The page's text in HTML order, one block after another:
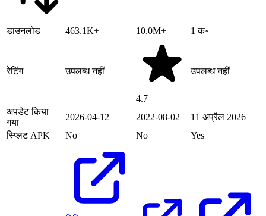
डाउनलोड 463.1K+ 10.0M+ 1 क॰
रेटिंग उपलब्ध नहीं
4.7
उपलब्ध नहीं
अपडेट किया
गया
2026-04-12 2022-08-02
11 अप्रैल 2026
स्प्लिट APK
No No Yes